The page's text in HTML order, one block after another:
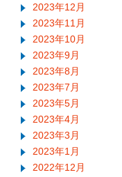
2023年12月
2023年11月
2023年10月
2023年9月
2023年8月
2023年7月
2023年5月
2023年4月
2023年3月
2023年1月
2022年12月